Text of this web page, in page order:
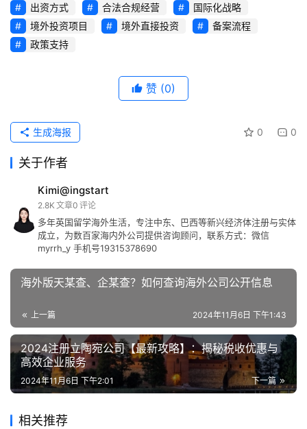
出资方式
合法合规经营
国际化战略
境外投资项目
境外直接投资
备案流程
政策支持
赞 (0)
0 0
生成海报
关于作者
Kimi@ingstart
2.8K 文章0 评论
多年英国留学海外生活，专注中东、巴西等新兴经济体注册与实体
成立，为数百家海内外公司提供咨询顾问，联系方式：微信
myrrh_y 手机号19315378690
海外版天某查、企某查？如何查询海外公司公开信息
上一篇 2024年11月6日 下午1:43
2024注册立陶宛公司【最新攻略】：揭秘税收优惠与
高效企业服务
下一篇
2024年11月6日 下午2:01
相关推荐